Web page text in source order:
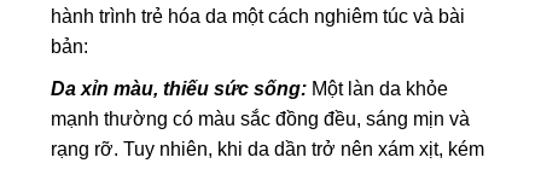
hành trình trẻ hóa da một cách nghiêm túc và bài
bản:
Da xỉn màu, thiếu sức sống: Một làn da khỏe
mạnh thường có màu sắc đồng đều, sáng mịn và
rạng rỡ. Tuy nhiên, khi da dần trở nên xám xịt, kém